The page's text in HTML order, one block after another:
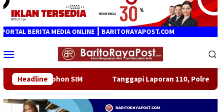
Loncat
konten
BERITA MEDIA ONLINE ┃ BARITORAYAPOST.COM
Mobile
Headline
SIM Tanggapi Laporan 110, Polresta